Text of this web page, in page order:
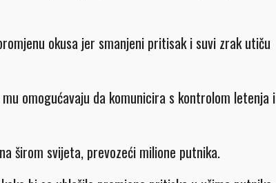
okusa jer smanjeni pritisak i suvi zrak utiču
omogućavaju da komunicira s kontrolom letenja i
širom svijeta, prevozeći milione putnika.